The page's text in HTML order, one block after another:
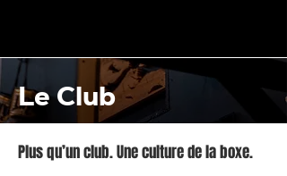
Le Club
Plus qu’un club. Une culture de la boxe.